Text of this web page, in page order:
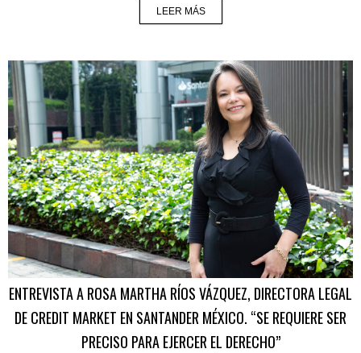
LEER MÁS
ENTREVISTA A ROSA MARTHA RÍOS VÁZQUEZ, DIRECTORA LEGAL
DE CREDIT MARKET EN SANTANDER MÉXICO. “SE REQUIERE SER
PRECISO PARA EJERCER EL DERECHO”